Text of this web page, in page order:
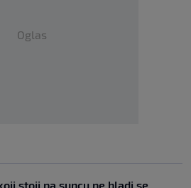
Oglas
stoji na suncu ne hladi se